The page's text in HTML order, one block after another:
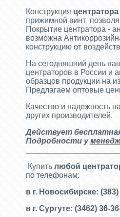
Конструкция центратора
прижимной винт
Покрытие центратора -
возможна
конструкцию от
На сегодняшний день
центраторов в России и
образцов продукции на
Предлагаем оптовые
Качество и надежность
других производителей.
Действует
Подробности у
Купить любой
по телефонам:
в г. Новосибирске:
в г. Сургуте: (3462) 36-